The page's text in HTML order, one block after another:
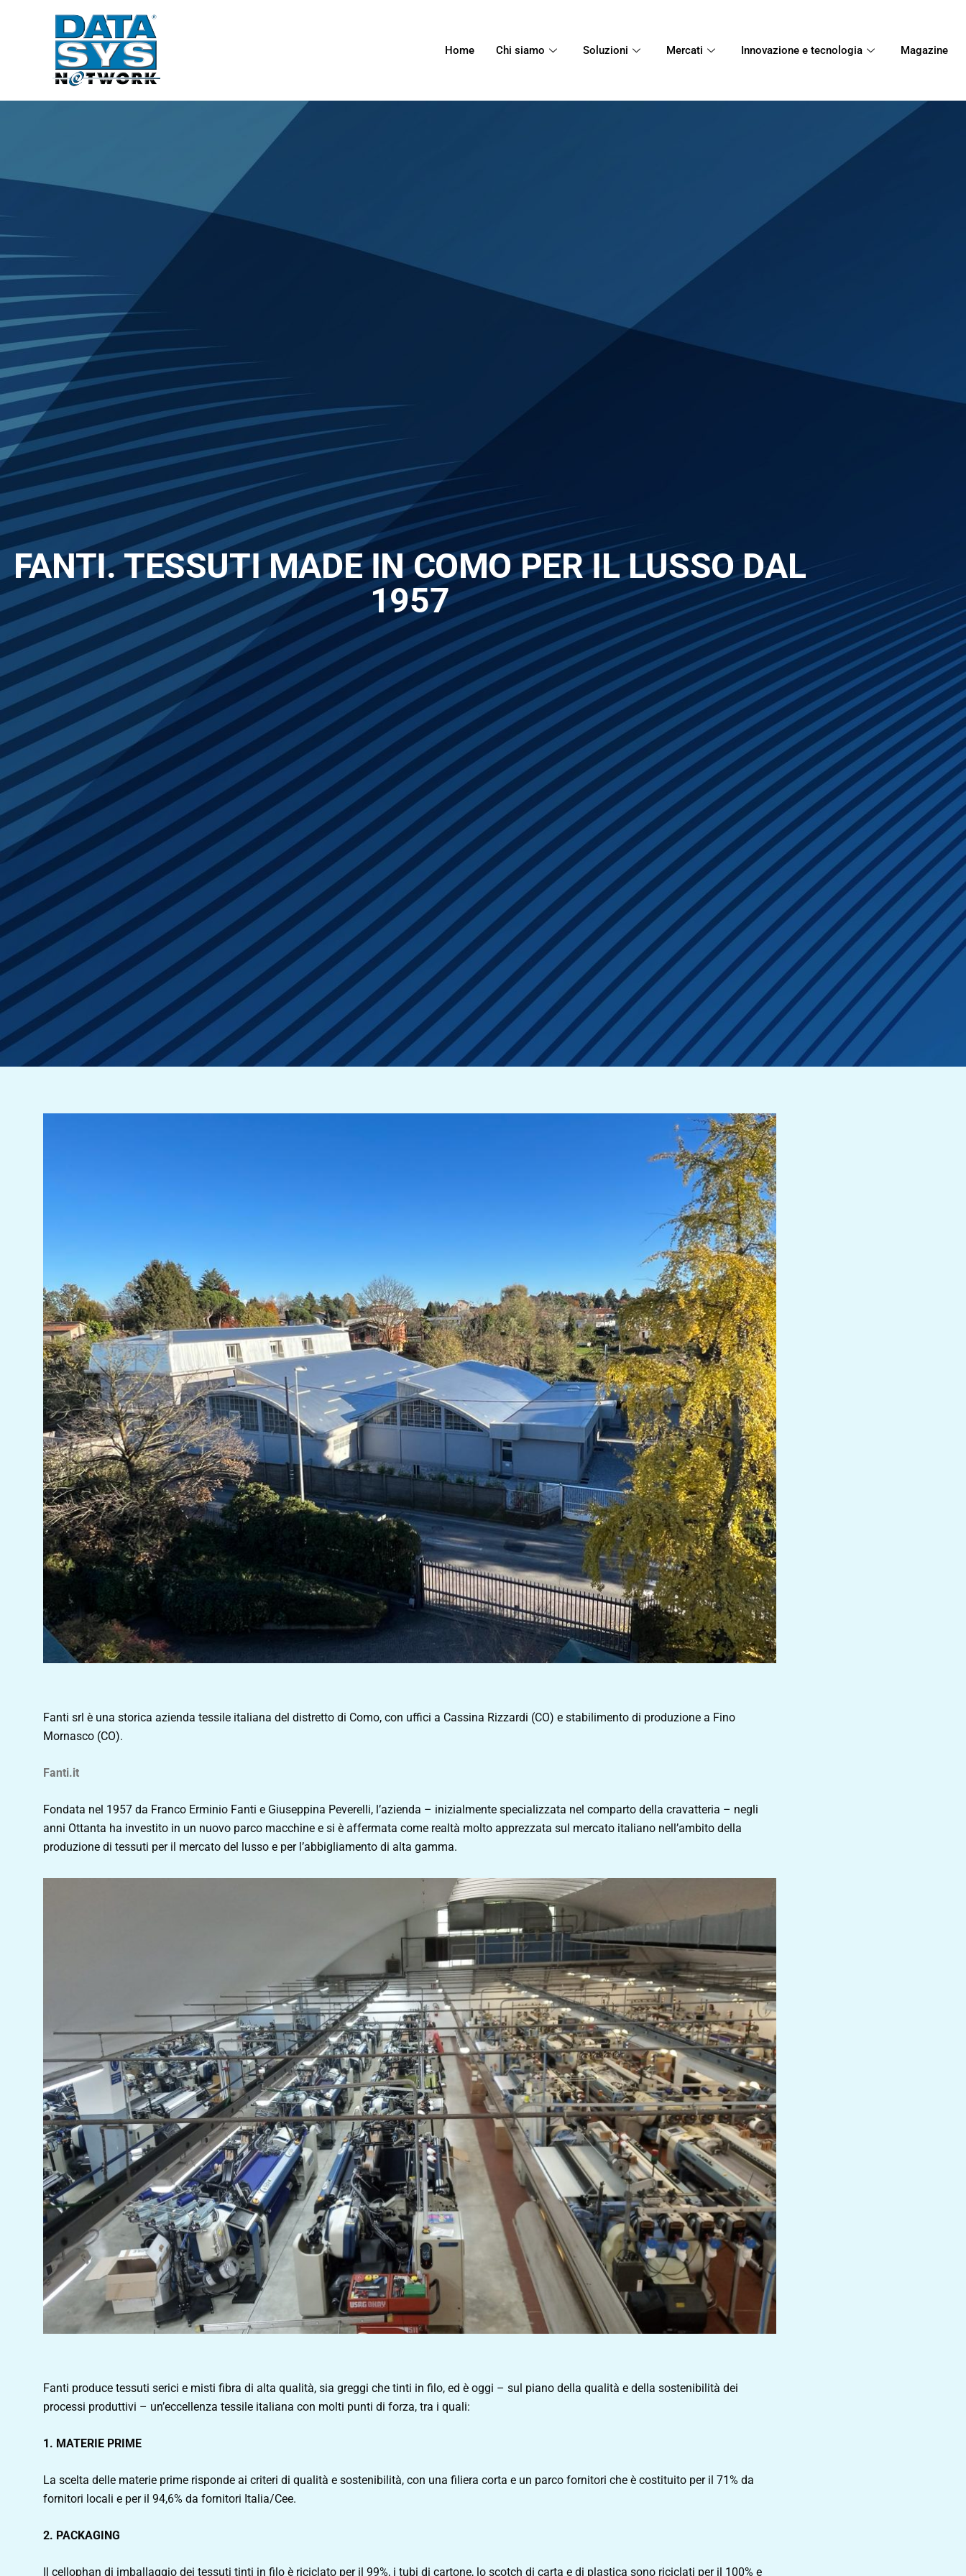
Home Chi siamo Soluzioni Mercati Innovazione e tecnologia Magazine
FANTI. TESSUTI MADE IN COMO PER IL LUSSO DAL
1957
Fanti srl è una storica azienda tessile italiana del distretto di Como, con uffici a Cassina Rizzardi (CO) e stabilimento di produzione a Fino
Mornasco (CO).
Fanti.it
Fondata nel 1957 da Franco Erminio Fanti e Giuseppina Peverelli, l’azienda – inizialmente specializzata nel comparto della cravatteria – negli
anni Ottanta ha investito in un nuovo parco macchine e si è affermata come realtà molto apprezzata sul mercato italiano nell’ambito della
produzione di tessuti per il mercato del lusso e per l’abbigliamento di alta gamma.
Fanti produce tessuti serici e misti fibra di alta qualità, sia greggi che tinti in filo, ed è oggi – sul piano della qualità e della sostenibilità dei
processi produttivi – un’eccellenza tessile italiana con molti punti di forza, tra i quali:
1. MATERIE PRIME
La scelta delle materie prime risponde ai criteri di qualità e sostenibilità, con una filiera corta e un parco fornitori che è costituito per il 71% da
fornitori locali e per il 94,6% da fornitori Italia/Cee.
2. PACKAGING
Il cellophan di imballaggio dei tessuti tinti in filo è riciclato per il 99%, i tubi di cartone, lo scotch di carta e di plastica sono riciclati per il 100% e